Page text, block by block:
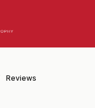
Reviews